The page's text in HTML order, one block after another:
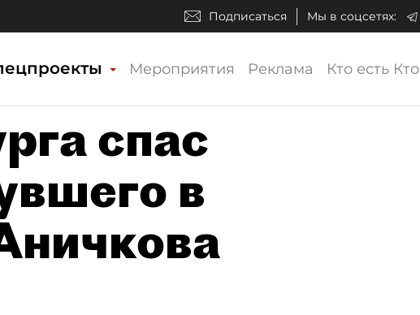
Подписаться Мы в соцсетях:
Мероприятия Реклама Кто есть Кто
спас
в